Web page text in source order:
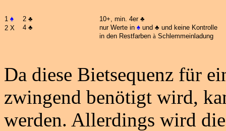
1 ♠ 2 ♣ 10+, min. 4er ♣
2 X
4 ♣ nur Werte in ♠ und ♣ und keine Kontrolle
in den Restfarben à Schlemmeinladung
Da diese Bietsequenz für
zwingend benötigt wird,
werden. Allerdings wird